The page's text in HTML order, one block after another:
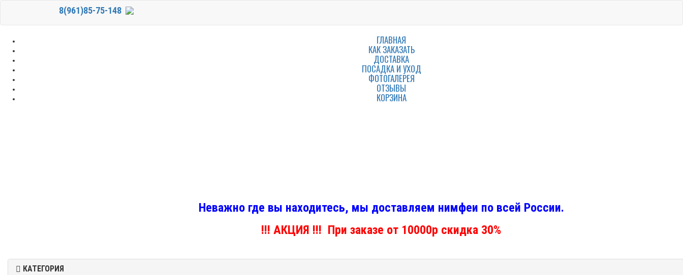
8(961)85-75-148
ГЛАВНАЯ
КАК ЗАКАЗАТЬ
ДОСТАВКА
ПОСАДКА И УХОД
ФОТОГАЛЕРЕЯ
ОТЗЫВЫ
КОРЗИНА
Неважно где вы находитесь, мы доставляем нимфеи по всей России.
!!! АКЦИЯ !!! При заказе от 10000р скидка 30%
КАТЕГОРИЯ